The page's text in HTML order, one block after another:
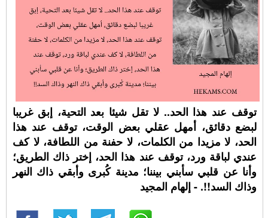
توقف عند هذا الحد.. لا تقل شيئا بعد التحية، إبق غريبا
لبضع دقائق، أمهل عقلي بعض الوقت، توقف عند هذا
الحد، لا مزيدا من الكلمات، لا حفنة من اللطافة، لا كف
عندي لباقة ورد، توقف عند هذا الحد، إختر ذاك الطريق؛
وأنا عن قلبي سأبني بيننا؛ مدينة كُبرى وأبقي ذاك النهر
وذاك السد!!. - إلهام المجيد